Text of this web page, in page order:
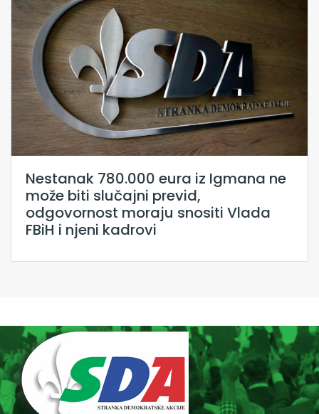
Nestanak 780.000 eura iz Igmana ne
može biti slučajni previd,
odgovornost moraju snositi Vlada
FBiH i njeni kadrovi